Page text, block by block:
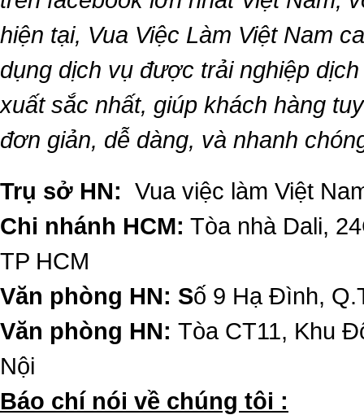
hiện tại, Vua Việc Làm Việt Nam
dụng dịch vụ được trải nghiệp
xuất sắc nhất, giúp khách hàng
đơn giản, dễ dàng, và nhanh
Trụ sở HN: Vua việc làm Việt
Chi nhánh HCM: Tòa nhà Dali,
TP HCM
Văn phòng HN: Số 9 Hạ Đình,
Văn phòng HN: Tòa CT11, Khu
Nội
​Báo chí nói về chúng tôi :